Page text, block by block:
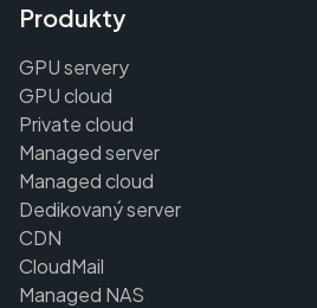
Produkty
GPU servery
GPU cloud
Private cloud
Managed server
Managed cloud
Dedikovaný server
CDN
CloudMail
Managed NAS